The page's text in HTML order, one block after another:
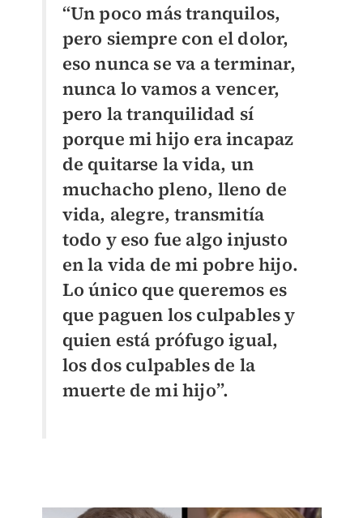
“Un poco más tranquilos,
pero siempre con el dolor,
eso nunca se va a terminar,
nunca lo vamos a vencer,
pero la tranquilidad sí
porque mi hijo era incapaz
de quitarse la vida, un
muchacho pleno, lleno de
vida, alegre, transmitía
todo y eso fue algo injusto
en la vida de mi pobre hijo.
Lo único que queremos es
que paguen los culpables y
quien está prófugo igual,
los dos culpables de la
muerte de mi hijo”.